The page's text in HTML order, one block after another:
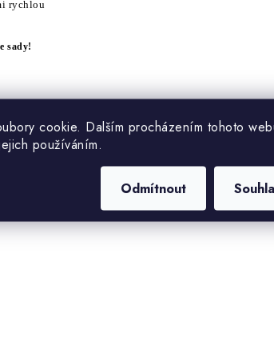
cookie. Dalším procházením tohoto
používáním.
Odmítnout
rychlou
sady!
ATT
ho přenosu
WAV, AIF,